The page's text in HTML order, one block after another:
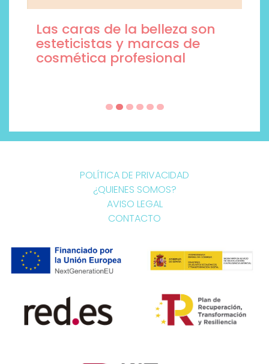
Las caras de la belleza son
esteticistas y marcas de
cosmética profesional
POLÍTICA DE PRIVACIDAD
¿QUIENES SOMOS?
AVISO LEGAL
CONTACTO